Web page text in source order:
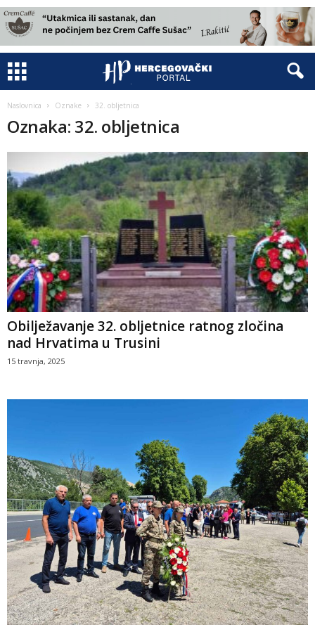
Naslovnica Oznake 32. obljetnica
Oznaka: 32. obljetnica
Obilježavanje 32. obljetnice ratnog zločina
nad Hrvatima u Trusini
15 travnja, 2025